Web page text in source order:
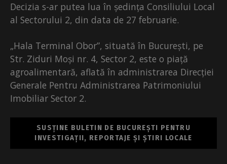
Decizia s-ar putea lua în ședința Consiliului Local
al Sectorului 2, din data de 27 februarie.
„Hala Terminal Obor”, situată în București, pe
Str. Ziduri Moși nr. 4, Sector 2, este o piață
agroalimentară, aflată în administrarea Direcției
Generale Pentru Administrarea Patrimoniului
Imobiliar Sector 2.
SUSȚINE BULETIN DE BUCUREȘTI PENTRU
INVESTIGAȚII, REPORTAJE ȘI ȘTIRI LOCALE